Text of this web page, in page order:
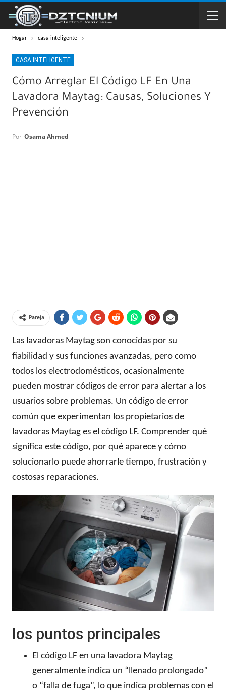
Hogar casa inteligente
CASA INTELIGENTE
Cómo Arreglar El Código LF En Una
Lavadora Maytag: Causas, Soluciones Y
Prevención
Por Osama Ahmed
Pareja
Las lavadoras Maytag son conocidas por su
fiabilidad y sus funciones avanzadas, pero como
todos los electrodomésticos, ocasionalmente
pueden mostrar códigos de error para alertar a los
usuarios sobre problemas. Un código de error
común que experimentan los propietarios de
lavadoras Maytag es el código LF. Comprender qué
significa este código, por qué aparece y cómo
solucionarlo puede ahorrarle tiempo, frustración y
costosas reparaciones.
los puntos principales
El código LF en una lavadora Maytag
generalmente indica un “llenado prolongado”
o “falla de fuga”, lo que indica problemas con el